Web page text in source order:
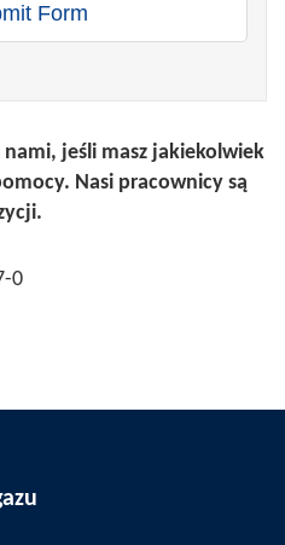
Form
jeśli masz jakiekolwiek
Nasi pracownicy są
0